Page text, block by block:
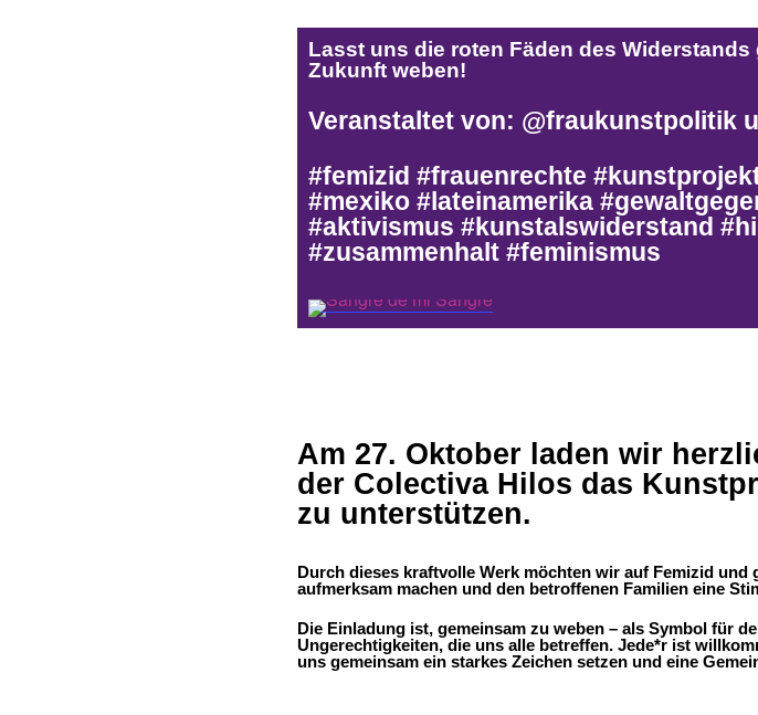
Lasst uns die roten Fäden des
Zukunft weben!
Veranstaltet von: @fraukunstpolitik
#femizid #frauenrechte
#mexiko #lateinamerika
#aktivismus #kunstalswiderstand
#zusammenhalt #feminismus
Am 27. Oktober laden wir
der Colectiva Hilos das
zu unterstützen.
Durch dieses kraftvolle Werk möchten wir auf Femizid und
aufmerksam machen und den betroffenen Familien eine
Die Einladung ist, gemeinsam zu weben – als Symbol für
Ungerechtigkeiten, die uns alle betreffen. Jede*r ist
uns gemeinsam ein starkes Zeichen setzen und eine